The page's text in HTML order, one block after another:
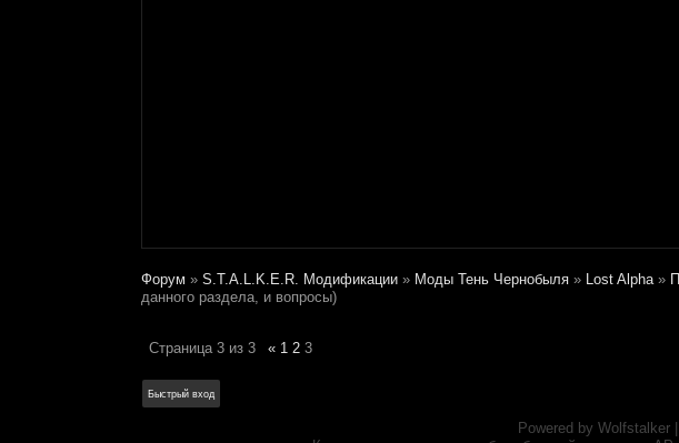
Форум » S.T.A.L.K.E.R. Модификации » Моды Тень Чернобыля » Lost Alpha »
данного раздела, и вопросы)
Страница 3 из 3 « 1 2 3
Powered by Wolfstalker